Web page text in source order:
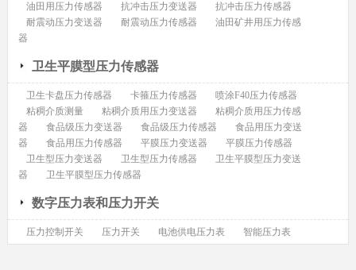
油田用压力传感器
抗冲击压力变送器
抗冲击压力传感器
耐震动压力变送器
耐震动压力传感器
油田矿井用压力传感
器
卫生平膜型压力传感器
卫生卡盘压力传感器 卡箍压力传感器
喷涂F40压力传感器
粘稠介质测量
粘稠介质用压力变送器
粘稠介质用压力传感
器
食品级压力变送器 食品级压力传感器
食品用压力变送
器
食品用压力传感器 平膜压力变送器
平膜压力传感器
卫生型压力变送器
卫生型压力传感器
卫生平膜型压力变送
器
卫生平膜型压力传感器
数字压力表和压力开关
压力控制开关 压力开关 电池供电压力表 智能压力表